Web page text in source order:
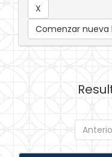
Comenzar nueva